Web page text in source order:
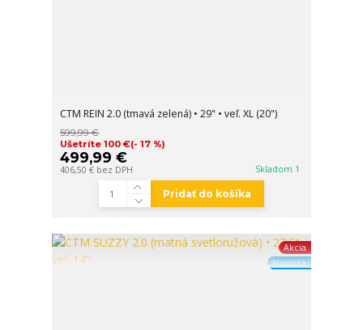
CTM REIN 2.0 (tmavá zelená) • 29" • veľ. XL (20")
599,99 €
Ušetríte 100 €(- 17 %)
499,99 €
406,50 € bez DPH Skladom 1
Pridať do košíka
Akcia
Novinka